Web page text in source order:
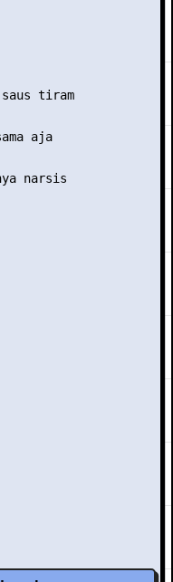
tiram
aja
narsis